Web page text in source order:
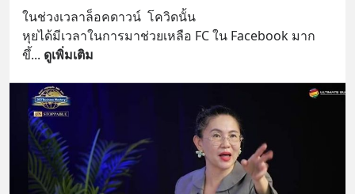
ในช่วงเวลาล็อคดาวน์  โควิดนั้น
หุยได้มีเวลาในการมาช่วยเหลือ FC ใน Facebook มาก
ขึ้... ดูเพิ่มเติม